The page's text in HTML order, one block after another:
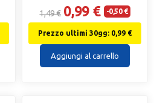
1,49 € 0,99 € -0,50 €
Prezzo ultimi 30gg: 0,99 €
Aggiungi al carrello